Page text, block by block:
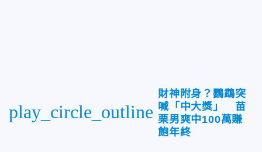
play_circle_outline
財神附身？鸚鵡突
喊「中大獎」 苗
栗男爽中100萬賺
飽年終